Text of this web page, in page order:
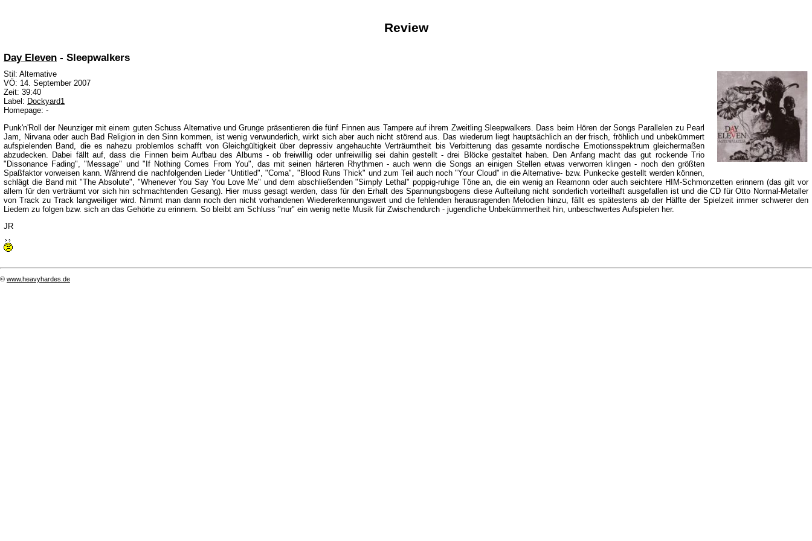
Review
Day Eleven - Sleepwalkers
Stil: Alternative
VÖ: 14. September 2007
Zeit: 39:40
Label: Dockyard1
Homepage: -
Punk'n'Roll der Neunziger mit einem guten Schuss Alternative und Grunge präsentieren die fünf Finnen aus Tampere auf ihrem Zweitling Sleepwalkers. Dass beim Hören der Songs Parallelen zu Pearl
Jam, Nirvana oder auch Bad Religion in den Sinn kommen, ist wenig verwunderlich, wirkt sich aber auch nicht störend aus. Das wiederum liegt hauptsächlich an der frisch, fröhlich und unbekümmert
aufspielenden Band, die es nahezu problemlos schafft von Gleichgültigkeit über depressiv angehauchte Verträumtheit bis Verbitterung das gesamte nordische Emotionsspektrum gleichermaßen
abzudecken. Dabei fällt auf, dass die Finnen beim Aufbau des Albums - ob freiwillig oder unfreiwillig sei dahin gestellt - drei Blöcke gestaltet haben. Den Anfang macht das gut rockende Trio
"Dissonance Fading", "Message" und "If Nothing Comes From You", das mit seinen härteren Rhythmen - auch wenn die Songs an einigen Stellen etwas verworren klingen - noch den größten
Spaßfaktor vorweisen kann. Während die nachfolgenden Lieder "Untitled", "Coma", "Blood Runs Thick" und zum Teil auch noch "Your Cloud" in die Alternative- bzw. Punkecke gestellt werden können,
schlägt die Band mit "The Absolute", "Whenever You Say You Love Me" und dem abschließenden "Simply Lethal" poppig-ruhige Töne an, die ein wenig an Reamonn oder auch seichtere HIM-Schmonzetten erinnern (das gilt vor
allem für den verträumt vor sich hin schmachtenden Gesang). Hier muss gesagt werden, dass für den Erhalt des Spannungsbogens diese Aufteilung nicht sonderlich vorteilhaft ausgefallen ist und die CD für Otto Normal-Metaller
von Track zu Track langweiliger wird. Nimmt man dann noch den nicht vorhandenen Wiedererkennungswert und die fehlenden herausragenden Melodien hinzu, fällt es spätestens ab der Hälfte der Spielzeit immer schwerer den
Liedern zu folgen bzw. sich an das Gehörte zu erinnern. So bleibt am Schluss "nur" ein wenig nette Musik für Zwischendurch - jugendliche Unbekümmertheit hin, unbeschwertes Aufspielen her.
JR
© www.heavyhardes.de